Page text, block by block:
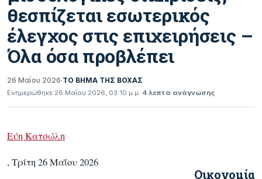
θεσπίζεται εσωτερικός
έλεγχος στις επιχειρήσεις –
Όλα όσα προβλέπει
26 Μαΐου 2026·ΤΟ ΒΗΜΑ ΤΗΣ ΒΟΧΑΣ
Ενημερώθηκε 26 Μαΐου 2026, 03:10 μ.μ.·4 λεπτά ανάγνωσης
Εύη Κατσώλη
, Τρίτη 26 Μαΐου 2026
Oικονομία